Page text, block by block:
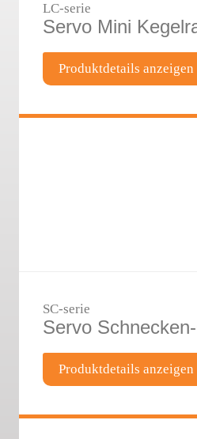
LC-serie
Servo Mini
Produktdetails anzeigen
SC-serie
Servo
Produktdetails anzeigen